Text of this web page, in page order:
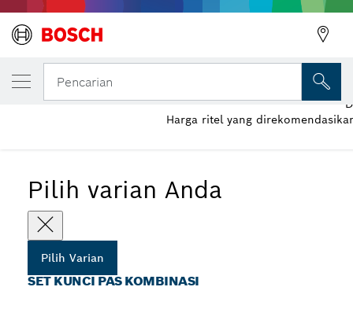
Pencarian
Set Kunci Pas Kombinasi
Pilih varian Anda
Pilih Varian
SET KUNCI PAS KOMBINASI
VARIAN PILIHAN ANDA
Set Kunci Pas Kombinasi
Harga ritel yang